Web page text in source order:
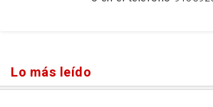
Lo más leído